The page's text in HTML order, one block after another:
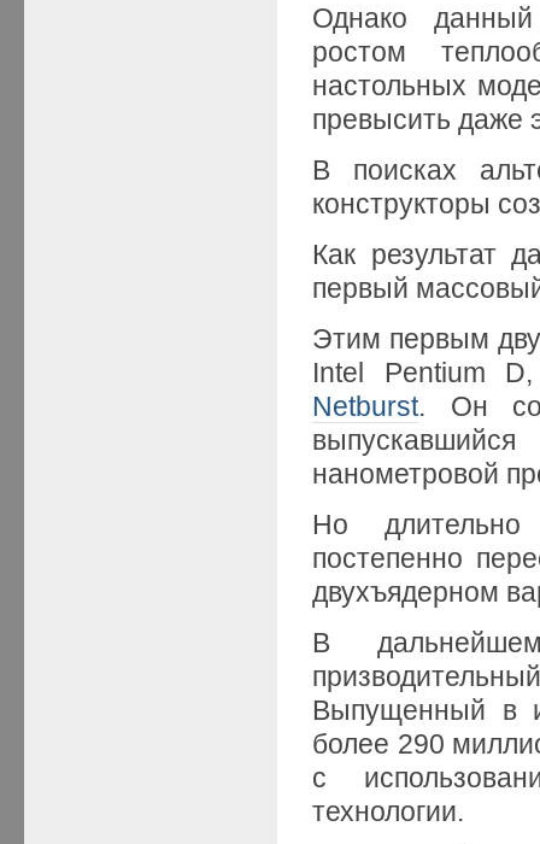
Однако данный
ростом
настольных
превысить даже
В поисках
конструкторы
Как результат
первый
Этим первым
Intel Pentium
Netburst. Он
нанометровой
Но длительно
постепенно
двухъядерном
В
Выпущенный в
более 290
с
технологии.